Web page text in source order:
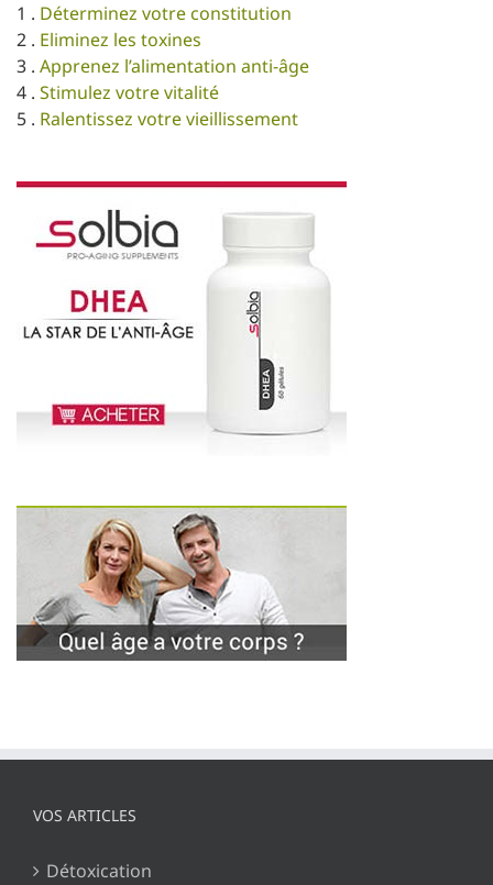
1 . Déterminez votre constitution
2 . Eliminez les toxines
3 . Apprenez l’alimentation anti-âge
4 . Stimulez votre vitalité
5 . Ralentissez votre vieillissement
VOS ARTICLES
Détoxication